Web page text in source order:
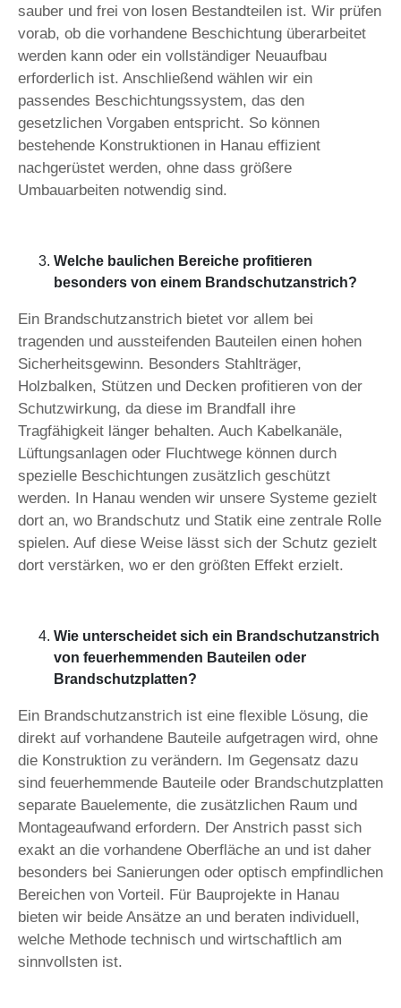
sauber und frei von losen Bestandteilen ist. Wir prüfen
vorab, ob die vorhandene Beschichtung überarbeitet
werden kann oder ein vollständiger Neuaufbau
erforderlich ist. Anschließend wählen wir ein
passendes Beschichtungssystem, das den
gesetzlichen Vorgaben entspricht. So können
bestehende Konstruktionen in Hanau effizient
nachgerüstet werden, ohne dass größere
Umbauarbeiten notwendig sind.
Welche baulichen Bereiche profitieren
besonders von einem Brandschutzanstrich?
Ein Brandschutzanstrich bietet vor allem bei
tragenden und aussteifenden Bauteilen einen hohen
Sicherheitsgewinn. Besonders Stahlträger,
Holzbalken, Stützen und Decken profitieren von der
Schutzwirkung, da diese im Brandfall ihre
Tragfähigkeit länger behalten. Auch Kabelkanäle,
Lüftungsanlagen oder Fluchtwege können durch
spezielle Beschichtungen zusätzlich geschützt
werden. In Hanau wenden wir unsere Systeme gezielt
dort an, wo Brandschutz und Statik eine zentrale Rolle
spielen. Auf diese Weise lässt sich der Schutz gezielt
dort verstärken, wo er den größten Effekt erzielt.
Wie unterscheidet sich ein Brandschutzanstrich
von feuerhemmenden Bauteilen oder
Brandschutzplatten?
Ein Brandschutzanstrich ist eine flexible Lösung, die
direkt auf vorhandene Bauteile aufgetragen wird, ohne
die Konstruktion zu verändern. Im Gegensatz dazu
sind feuerhemmende Bauteile oder Brandschutzplatten
separate Bauelemente, die zusätzlichen Raum und
Montageaufwand erfordern. Der Anstrich passt sich
exakt an die vorhandene Oberfläche an und ist daher
besonders bei Sanierungen oder optisch empfindlichen
Bereichen von Vorteil. Für Bauprojekte in Hanau
bieten wir beide Ansätze an und beraten individuell,
welche Methode technisch und wirtschaftlich am
sinnvollsten ist.